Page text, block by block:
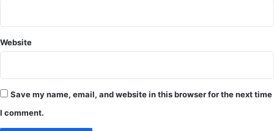
Website
Save my name, email, and website in this browser for the next time
I comment.